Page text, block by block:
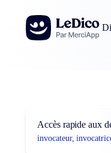
Aller au contenu
Accès rapide aux
invocateur,